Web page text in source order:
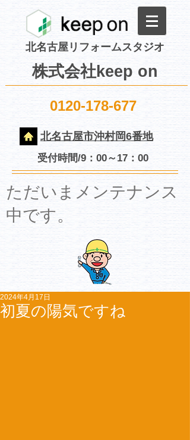
北名古屋リフォームスタジオ
株式会社keep on
0120-178-677
北名古屋市沖村岡6番地
受付時間/9：00～17：00
​ただいまメンテナンス
中です。
初夏の陽気ですね
2024年4月17日